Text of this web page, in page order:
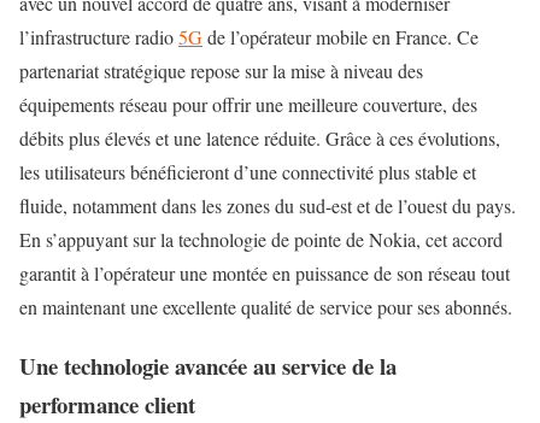
l’infrastructure radio5Gde l’opérateur mobile en France. Ce
partenariat stratégique repose sur la mise à niveau des
équipements réseau pour offrir une meilleure couverture, des
débits plus élevés et une latence réduite. Grâce à ces évolutions,
les utilisateurs bénéficieront d’une connectivité plus stable et
fluide, notamment dans les zones du sud-est et de l’ouest du pays.
En s’appuyant sur la technologie de pointe de Nokia, cet accord
garantit à l’opérateur une montée en puissance de son réseau tout
en maintenant une excellente qualité de service pour ses abonnés.
Une technologie avancée au service de la
performance client